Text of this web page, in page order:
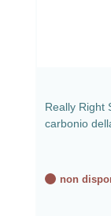
Really Right
carbonio
non